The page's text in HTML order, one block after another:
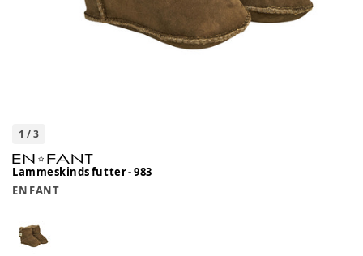
1 /3
Lammeskinds futter - 983
EN FANT